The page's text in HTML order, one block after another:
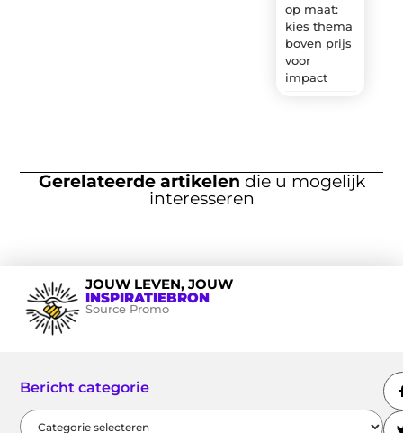
op maat:
kies thema
boven prijs
voor
impact
Gerelateerde artikelen die u mogelijk
interesseren
JOUW LEVEN, JOUW
INSPIRATIEBRON
Source Promo
Bericht categorie